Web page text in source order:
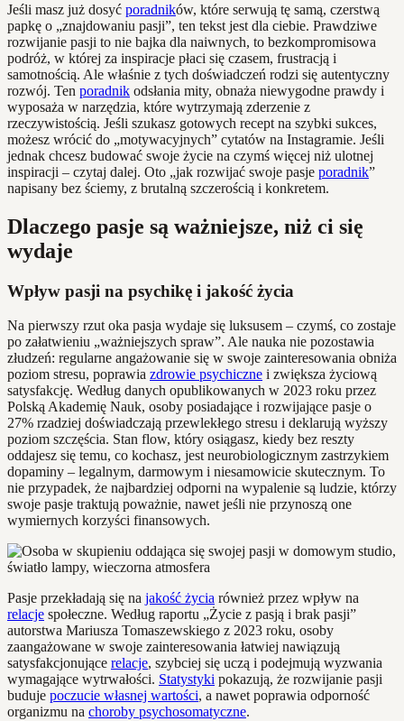
Jeśli masz już dosyć poradników, które serwują tę samą, czerstwą
papkę o „znajdowaniu pasji”, ten tekst jest dla ciebie. Prawdziwe
rozwijanie pasji to nie bajka dla naiwnych, to bezkompromisowa
podróż, w której za inspiracje płaci się czasem, frustracją i
samotnością. Ale właśnie z tych doświadczeń rodzi się autentyczny
rozwój. Ten poradnik odsłania mity, obnaża niewygodne prawdy i
wyposaża w narzędzia, które wytrzymają zderzenie z
rzeczywistością. Jeśli szukasz gotowych recept na szybki sukces,
możesz wrócić do „motywacyjnych” cytatów na Instagramie. Jeśli
jednak chcesz budować swoje życie na czymś więcej niż ulotnej
inspiracji – czytaj dalej. Oto „jak rozwijać swoje pasje poradnik”
napisany bez ściemy, z brutalną szczerością i konkretem.
Dlaczego pasje są ważniejsze, niż ci się
wydaje
Wpływ pasji na psychikę i jakość życia
Na pierwszy rzut oka pasja wydaje się luksusem – czymś, co zostaje
po załatwieniu „ważniejszych spraw”. Ale nauka nie pozostawia
złudzeń: regularne angażowanie się w swoje zainteresowania obniża
poziom stresu, poprawia zdrowie psychiczne i zwiększa życiową
satysfakcję. Według danych opublikowanych w 2023 roku przez
Polską Akademię Nauk, osoby posiadające i rozwijające pasje o
27% rzadziej doświadczają przewlekłego stresu i deklarują wyższy
poziom szczęścia. Stan flow, który osiągasz, kiedy bez reszty
oddajesz się temu, co kochasz, jest neurobiologicznym zastrzykiem
dopaminy – legalnym, darmowym i niesamowicie skutecznym. To
nie przypadek, że najbardziej odporni na wypalenie są ludzie, którzy
swoje pasje traktują poważnie, nawet jeśli nie przynoszą one
wymiernych korzyści finansowych.
Pasje przekładają się na jakość życia również przez wpływ na
relacje społeczne. Według raportu „Życie z pasją i brak pasji”
autorstwa Mariusza Tomaszewskiego z 2023 roku, osoby
zaangażowane w swoje zainteresowania łatwiej nawiązują
satysfakcjonujące relacje, szybciej się uczą i podejmują wyzwania
wymagające wytrwałości. Statystyki pokazują, że rozwijanie pasji
buduje poczucie własnej wartości, a nawet poprawia odporność
organizmu na choroby psychosomatyczne.